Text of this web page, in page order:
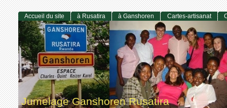
Jumelage Ganshoren Rusatira
Accueil du site à Rusatira à Ganshoren Cartes-artisanat